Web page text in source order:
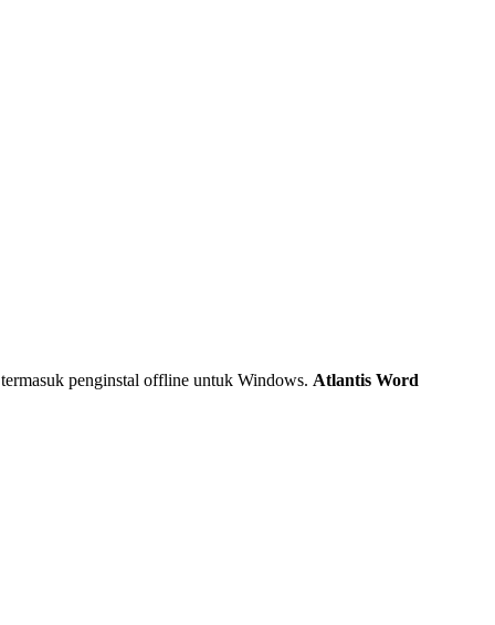
penginstal offline untuk Windows. Atlantis Word